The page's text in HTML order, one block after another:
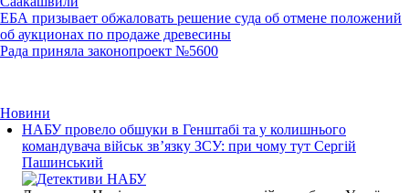
ЕБА призывает обжаловать решение суда об отмене положений
об аукционах по продаже древесины
Рада приняла законопроект №5600
Новини
НАБУ провело обшуки в Генштабі та у колишнього
командувача військ зв’язку ЗСУ: при чому тут Сергій
Пашинський